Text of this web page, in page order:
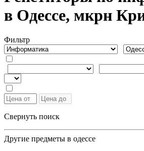
в Одессе, мкрн
Фильтр
Свернуть поиск
Другие предметы в одессе